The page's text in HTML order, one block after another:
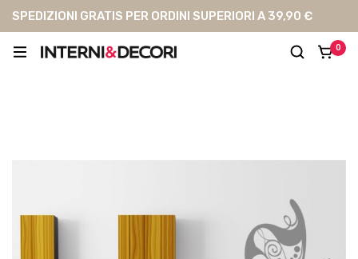
SPEDIZIONI GRATIS PER ORDINI SUPERIORI A 39,90 €
0